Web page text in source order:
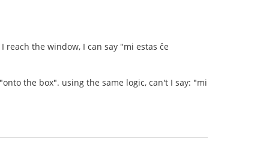
the window, I can say "mi estas ĉe
the box". using the same logic, can't I say: "mi